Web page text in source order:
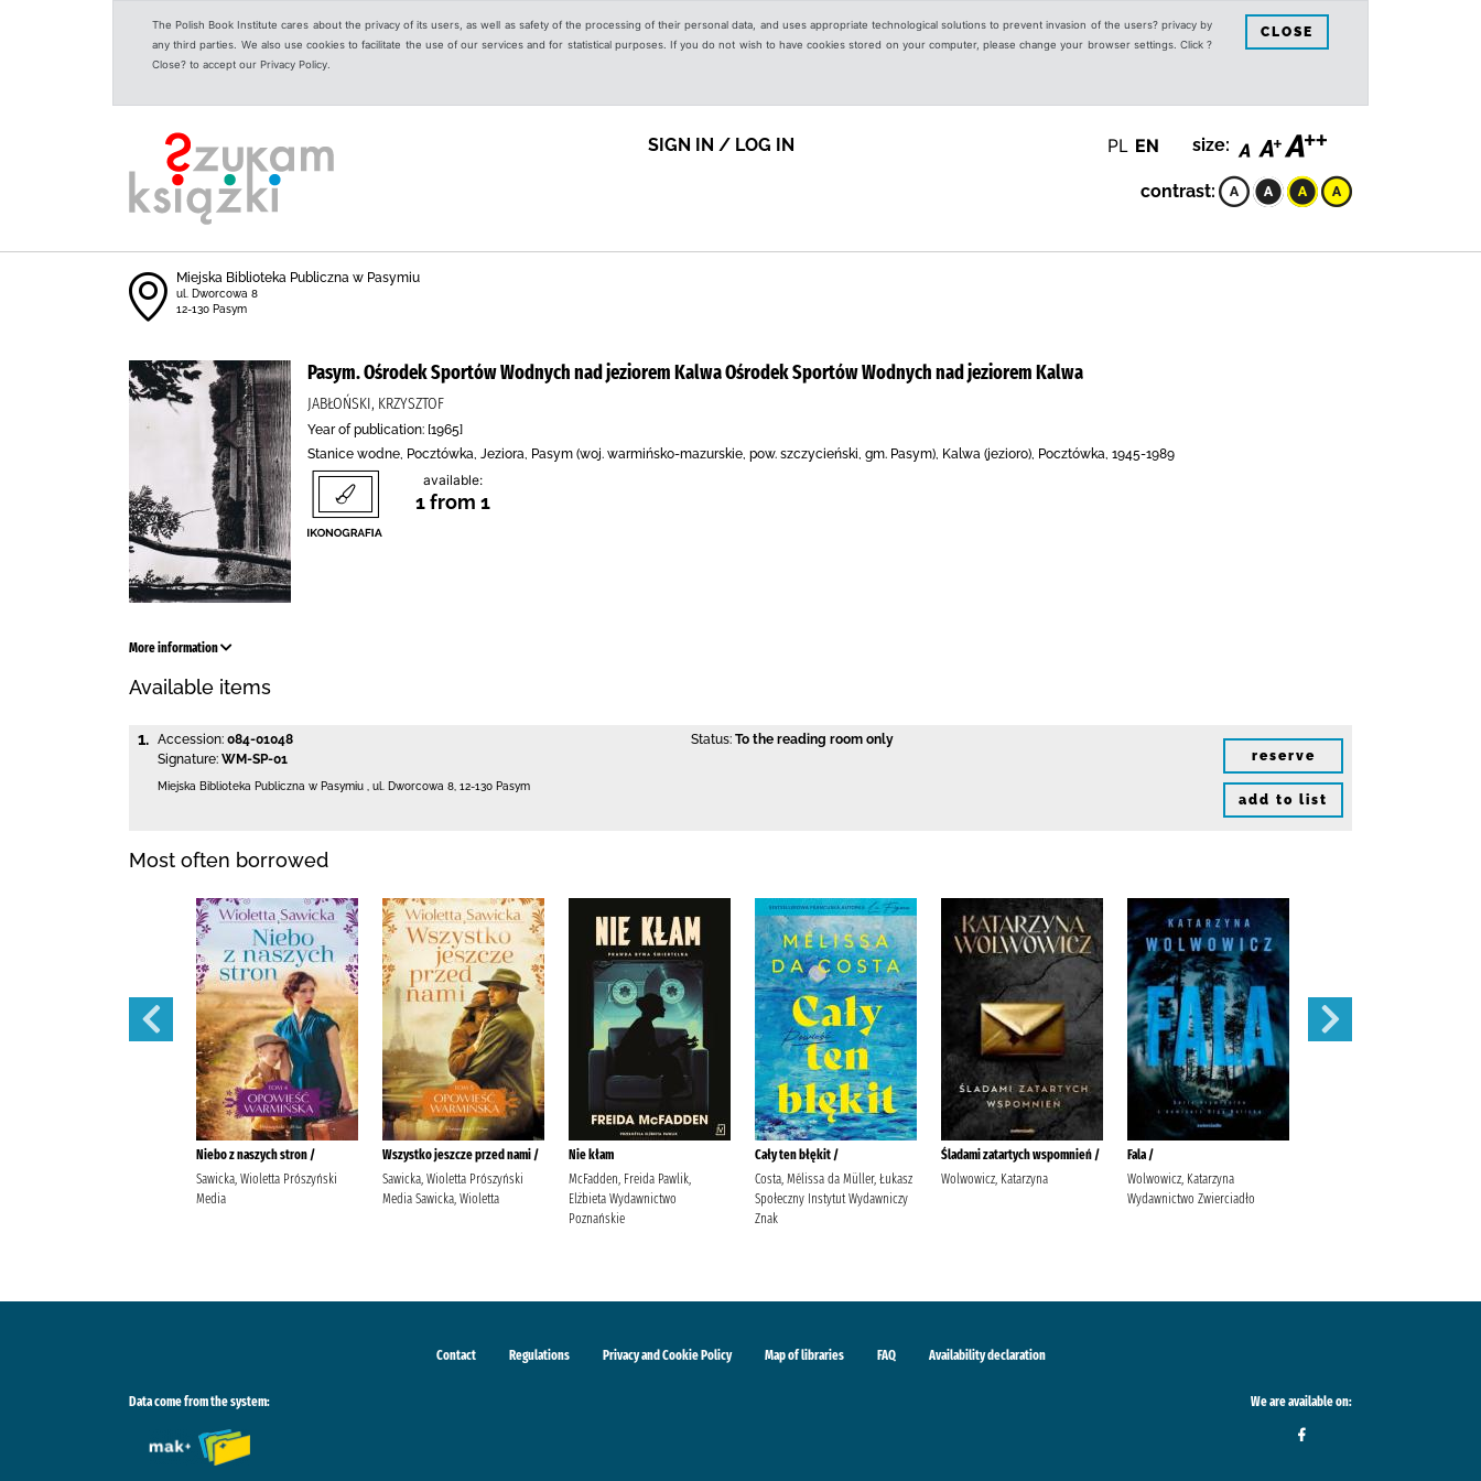
The Polish Book Institute cares about the privacy of its users, as well as safety of the processing of their personal data, and uses appropriate technological solutions to prevent invasion of the users? privacy by
any third parties. We also use cookies to facilitate the use of our services and for statistical purposes. If you do not wish to have cookies stored on your computer, please change your browser settings. Click ?
Close? to accept our Privacy Policy.
CLOSE
SIGN IN / LOG IN PL EN size:
contrast:
Miejska Biblioteka Publiczna w Pasymiu
ul. Dworcowa 8
12-130 Pasym
Pasym. Ośrodek Sportów Wodnych nad jeziorem Kalwa Ośrodek Sportów Wodnych nad jeziorem Kalwa
JABŁOŃSKI, KRZYSZTOF
Year of publication: [1965]
Stanice wodne, Pocztówka, Jeziora, Pasym (woj. warmińsko-mazurskie, pow. szczycieński, gm. Pasym), Kalwa (jezioro), Pocztówka, 1945-1989
available:
1 from 1
More information
Available items
1. Accession: 084-01048
Signature: WM-SP-01
Status: To the reading room only
Miejska Biblioteka Publiczna w Pasymiu ul. Dworcowa 8 12-130 Pasym
reserve
add to list
Most often borrowed
Niebo z naszych stron /
Sawicka, Wioletta Prószyński
Media
Wszystko jeszcze przed nami /
Sawicka, Wioletta Prószyński
Media Sawicka, Wioletta
Nie kłam
McFadden, Freida Pawlik,
Elżbieta Wydawnictwo
Poznańskie
Cały ten błękit /
Costa, Mélissa da Müller, Łukasz
Społeczny Instytut Wydawniczy
Znak
Śladami zatartych wspomnień /
Wolwowicz, Katarzyna
Fala /
Wolwowicz, Katarzyna
Wydawnictwo Zwierciadło
Contact Regulations Privacy and Cookie Policy Map of libraries FAQ Availability declaration
Data come from the system: We are available on: